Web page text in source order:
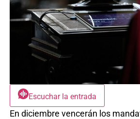
Escuchar la entrada
En diciembre vencerán los